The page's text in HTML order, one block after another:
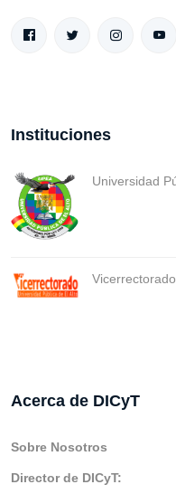
Instituciones
Universidad
Acerca de DICyT
Sobre Nosotros
Director de DICyT: